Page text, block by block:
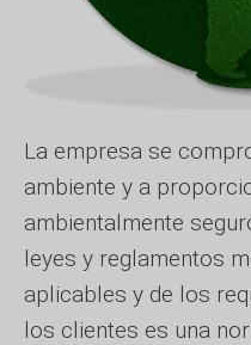
La empresa se
ambiente y a
ambientalmente
leyes y reglamentos
aplicables y de los
los clientes es una